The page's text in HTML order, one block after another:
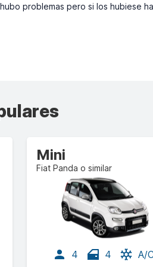
problemas pero si los hubiese
Mini
Fiat Panda o similar
4 4
A/